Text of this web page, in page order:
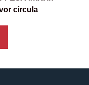
circula